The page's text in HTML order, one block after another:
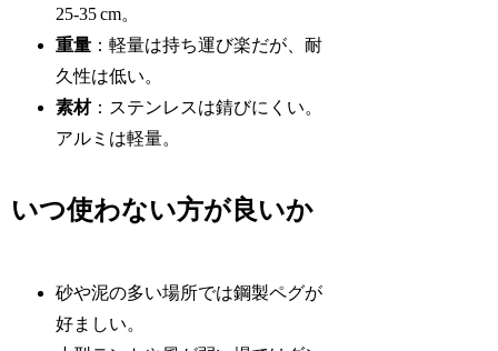
25‑35 cm。
重量 ：軽量は持ち運び楽だが、耐
久性は低い。
素材：ステンレスは錆びにくい。
アルミは軽量。
いつ使わない方が良いか
砂や泥の多い場所では鋼製ペグが
好ましい。